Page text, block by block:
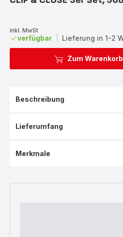
inkl. MwSt
verfügbar Lieferung in 1-2
Zum
Beschreibung
Lieferumfang
Merkmale